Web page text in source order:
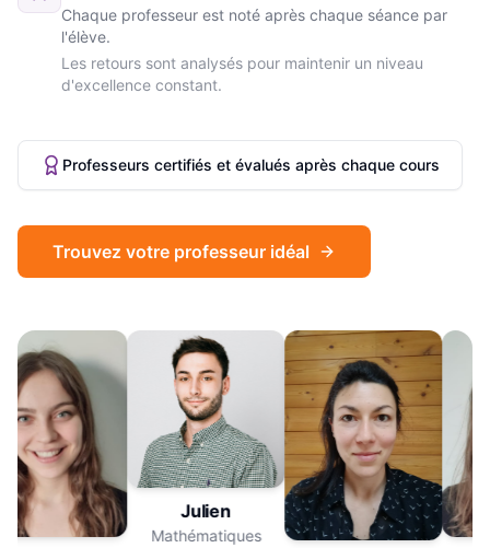
Julien
Mathématiques
Chaque professeur est noté après chaque séance par
l'élève.
Les retours sont analysés pour maintenir un niveau
d'excellence constant.
Professeurs certifiés et évalués après chaque cours
Trouvez votre professeur idéal